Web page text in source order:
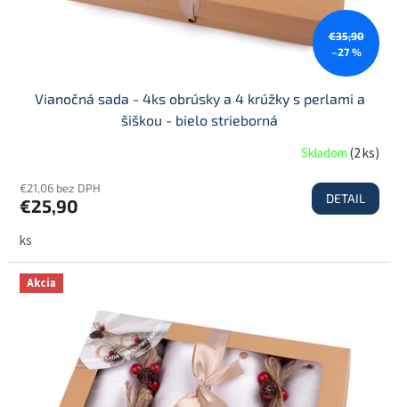
€35,90
–27 %
Vianočná sada - 4ks obrúsky a 4 krúžky s perlami a
šiškou - bielo strieborná
Skladom(2 ks)
€21,06 bez DPH
€25,90 DETAIL
ks
Akcia